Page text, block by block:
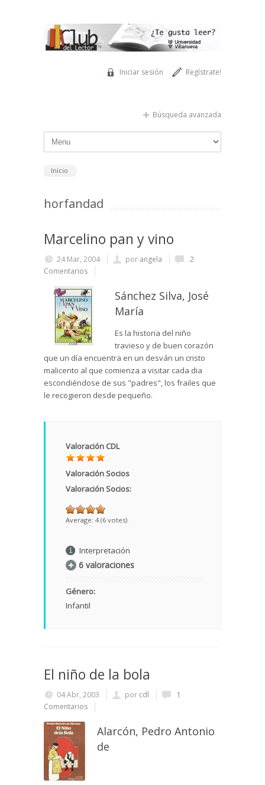
Regístrate!
Iniciar sesión
Búsqueda avanzada
Inicio
horfandad
Marcelino pan y vino
24 Mar, 2004 por angela
2
Comentarios
Sánchez Silva, José
María
Es la historia del niño
travieso y de buen corazón
que un día encuentra en un desván un cristo
malicento al que comienza a visitar cada dia
escondiéndose de sus "padres", los frailes que
le recogieron desde pequeño.
Valoración CDL
Valoración Socios
Valoración Socios:
Average: 4 (6 votes)
Interpretación
6 valoraciones
Género:
Infantil
El niño de la bola
04 Abr, 2003 por cdl
1
Comentarios
Alarcón, Pedro Antonio
de